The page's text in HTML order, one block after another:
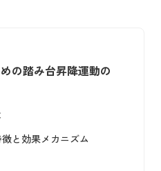
の踏み台昇降運動の
と効果メカニズム